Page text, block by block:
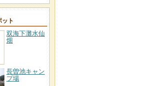
ット
双海下灘水仙
畑
長曽池キャン
プ場